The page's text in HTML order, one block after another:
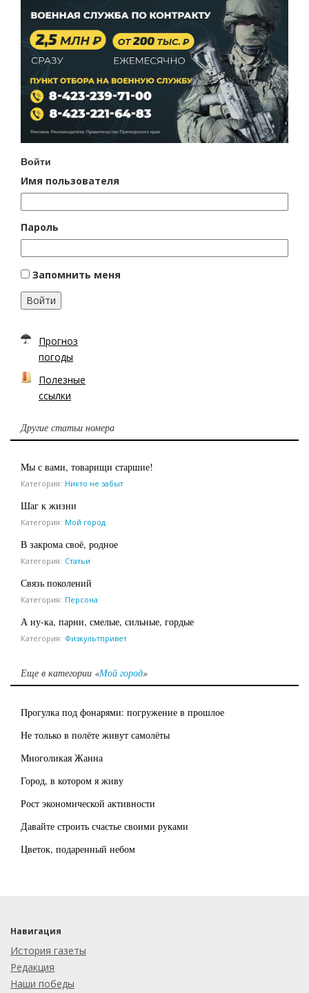
Войти
Имя пользователя
Пароль
Запомнить меня
Войти
Прогноз
погоды
Полезные
ссылки
Другие статьи номера
Мы с вами, товарищи старшие!
Категория: Никто не забыт
Шаг к жизни
Категория: Мой город
В закрома своё, родное
Категория: Статьи
Связь поколений
Категория: Персона
А ну-ка, парни, смелые, сильные, гордые
Категория: Физкультпривет
Еще в категории «Мой город»
Прогулка под фонарями: погружение в прошлое
Не только в полёте живут самолёты
Многоликая Жанна
Город, в котором я живу
Рост экономической активности
Давайте строить счастье своими руками
Цветок, подаренный небом
Навигация
История газеты
Редакция
Наши победы